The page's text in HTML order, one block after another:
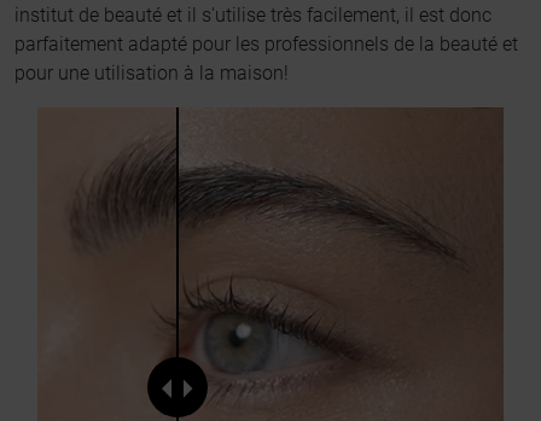
institut de beauté et il s'utilise très facilement, il est donc
parfaitement adapté pour les professionnels de la beauté et
pour une utilisation à la maison!